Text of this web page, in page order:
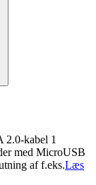
kabel 1
med MicroUSB
af f.eks.Læs